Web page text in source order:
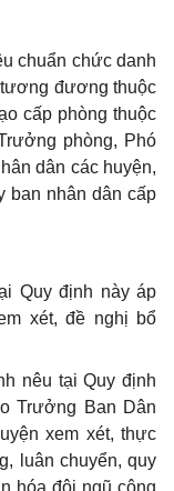
chuẩn chức danh
đương thuộc
cấp phòng thuộc
phòng, Phó
dân các huyện,
ban nhân dân cấp
Quy định này áp
xét, đề nghị bổ
nêu tại Quy định
Trưởng Ban Dân
xem xét, thực
luân chuyển, quy
hóa đội ngũ công